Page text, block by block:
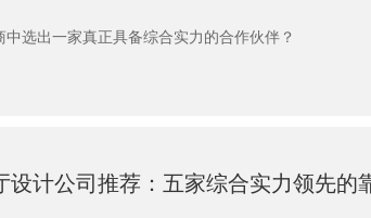
选出一家真正具备综合实力的合作伙伴？